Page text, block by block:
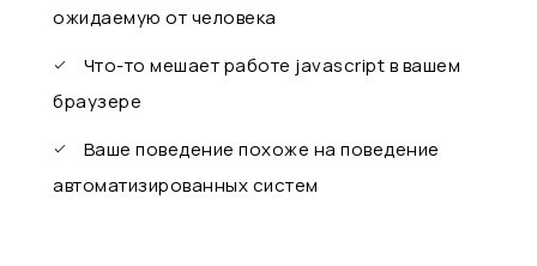
ожидаемую от человека
Что-то мешает работе javascript в вашем
браузере
Ваше поведение похоже на поведение
автоматизированных систем